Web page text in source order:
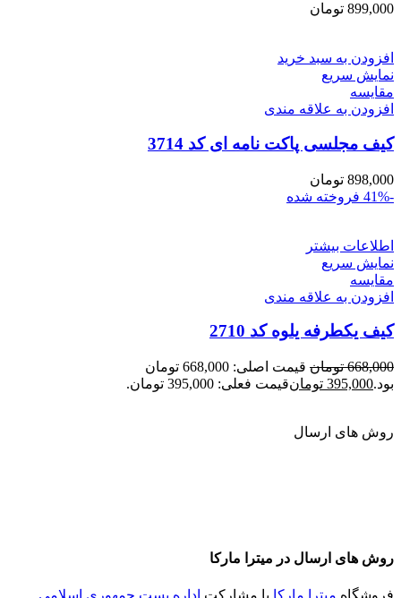
899,000 تومان
افزودن به سبد خرید
نمایش سریع
مقايسه
افزودن به علاقه مندی
کیف مجلسی پاکت نامه ای کد 3714
898,000 تومان
-41%
فروخته شده
اطلاعات بیشتر
نمایش سریع
مقايسه
افزودن به علاقه مندی
کیف یکطرفه یلوه کد 2710
668,000 تومان
قیمت اصلی: 668,000 تومان
بود.395,000 تومانقیمت فعلی: 395,000 تومان.
روش های ارسال
روش های ارسال در میترا مارکا
فروشگاه میترا مارکا با مشارکت اداره پست جمهوری اسلامی